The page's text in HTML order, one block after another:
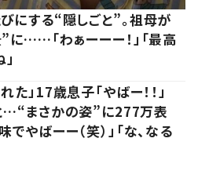
にする“隠しごと”。祖母が
……「わぁーーー！」「最高
た」17歳息子「やばー！！」
…“まさかの姿”に277万表
でやばーー（笑）」「な、なる